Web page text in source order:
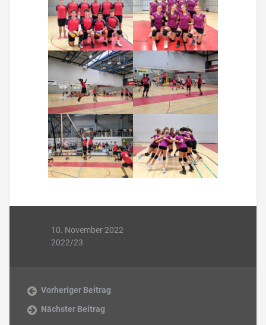
10. November 2022
2022/23
Vorheriger Beitrag
Nächster Beitrag